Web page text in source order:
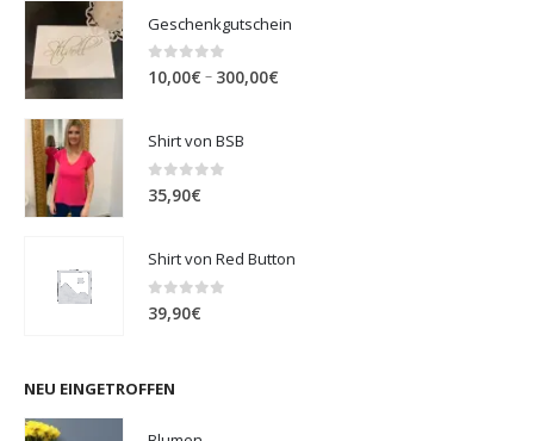
Geschenkgutschein
0out of 5
10,00€ – 300,00€
Shirt von BSB
0out of 5
35,90€
Shirt von Red Button
0 out of 5
39,90€
NEU EINGETROFFEN